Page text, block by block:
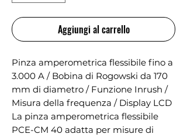
Aggiungi al carrello
Pinza amperometrica flessibile fino a
3.000 A / Bobina di Rogowski da 170
mm di diametro / Funzione Inrush /
Misura della frequenza / Display LCD
La pinza amperometrica flessibile
PCE-CM 40 adatta per misure di